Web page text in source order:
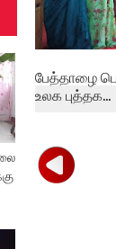
பேத்தாழை
உலக புத்தக...